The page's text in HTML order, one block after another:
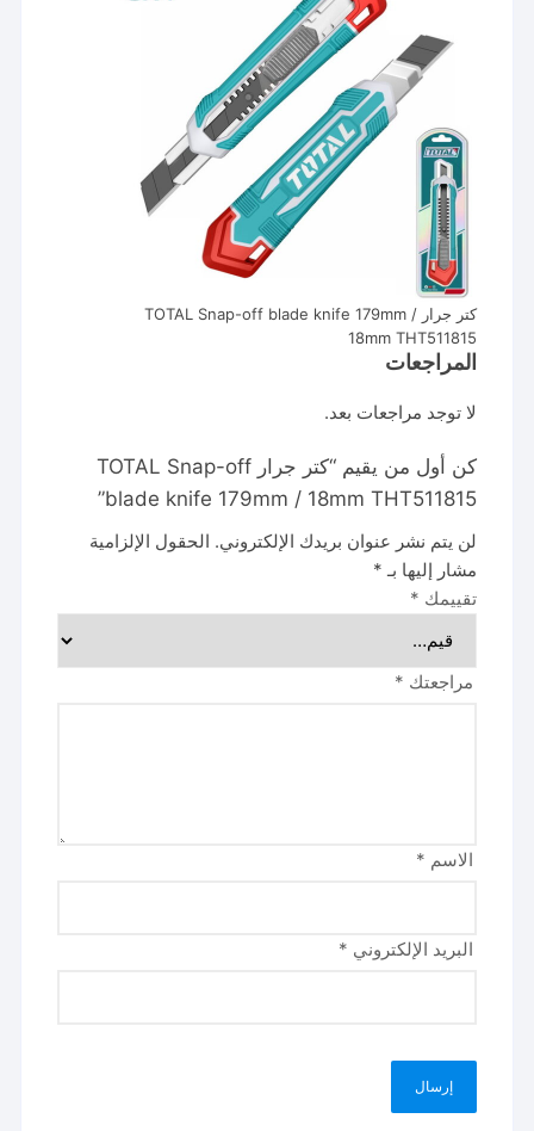
كتر جرار TOTAL Snap-off blade knife 179mm /
18mm THT511815
المراجعات
لا توجد مراجعات بعد.
كن أول من يقيم “كتر جرار TOTAL Snap-off
blade knife 179mm / 18mm THT511815”
لن يتم نشر عنوان بريدك الإلكتروني. الحقول الإلزامية
مشار إليها بـ *
تقييمك *
مراجعتك *
الاسم *
البريد الإلكتروني *